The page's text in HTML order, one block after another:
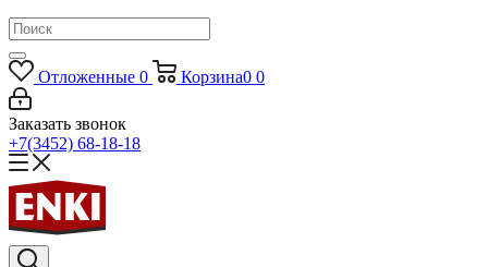
Отложенные 0 Корзина0 0
Заказать звонок
+7(3452) 68-18-18